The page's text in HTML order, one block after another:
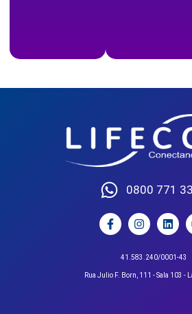
0800 771
41.583.240/0001-43
Rua Julio F. Born, 111 - Sala 103 -